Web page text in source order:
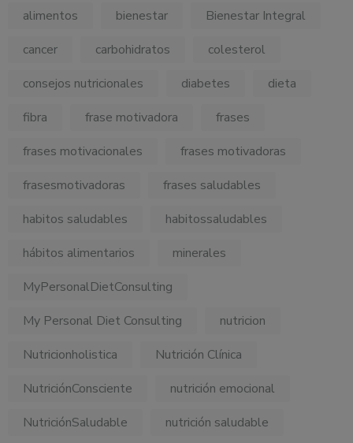
alimentos
bienestar
Bienestar Integral
cancer
carbohidratos
colesterol
consejos nutricionales
diabetes
dieta
fibra
frase motivadora
frases
frases motivacionales
frases motivadoras
frasesmotivadoras
frases saludables
habitos saludables
habitossaludables
hábitos alimentarios
minerales
MyPersonalDietConsulting
My Personal Diet Consulting
nutricion
Nutricionholistica
Nutrición Clínica
NutriciónConsciente
nutrición emocional
NutriciónSaludable
nutrición saludable